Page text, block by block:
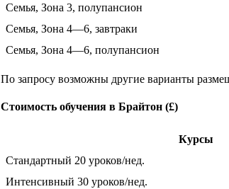
Семья, Зона 3, полупансион
Семья, Зона 4—6, завтраки
Семья, Зона 4—6, полупансион
По запросу возможны другие варианты
Стоимость обучения в Брайтон (£)
Курсы
Стандартный 20 уроков/нед.
Интенсивный 30 уроков/нед.